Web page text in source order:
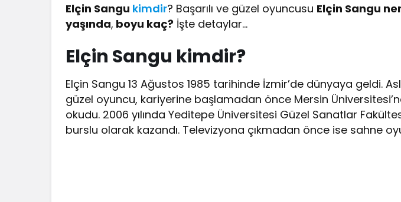
Elçin Sangu kimdir? Başarılı ve güzel oyuncusu Elçin Sangu
yaşında, boyu kaç? İşte detaylar…
Elçin Sangu kimdir?
Elçin Sangu 13 Ağustos 1985 tarihinde İzmir’de dünyaya geldi.
güzel oyuncu, kariyerine başlamadan önce Mersin
okudu. 2006 yılında Yeditepe Üniversitesi Güzel Sanatlar
burslu olarak kazandı. Televizyona çıkmadan önce ise sahne